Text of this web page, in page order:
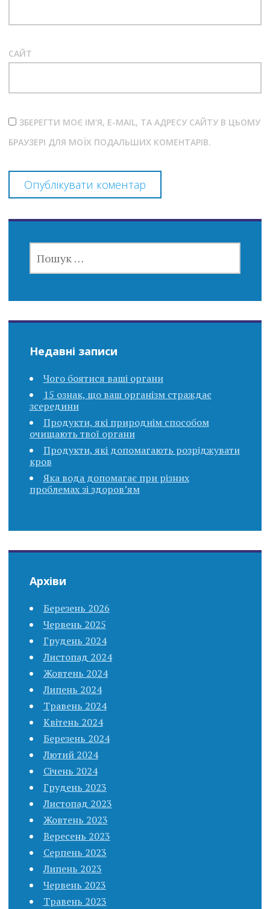
САЙТ
ЗБЕРЕГТИ МОЄ ІМ'Я, E-MAIL, ТА АДРЕСУ САЙТУ В ЦЬОМУ
БРАУЗЕРІ ДЛЯ МОЇХ ПОДАЛЬШИХ КОМЕНТАРІВ.
Недавні записи
Чого боятися ваші органи
15 ознак, що ваш організм страждає
зсередини
Продукти, які природнім способом
очищають твої органи
Продукти, які допомагають розріджувати
кров
Яка вода допомагає при різних
проблемах зі здоров’ям
Архіви
Березень 2026
Червень 2025
Грудень 2024
Листопад 2024
Жовтень 2024
Липень 2024
Травень 2024
Квітень 2024
Березень 2024
Лютий 2024
Січень 2024
Грудень 2023
Листопад 2023
Жовтень 2023
Вересень 2023
Серпень 2023
Липень 2023
Червень 2023
Травень 2023